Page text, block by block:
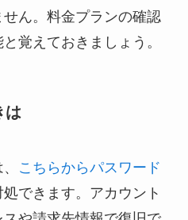
ん。料金プランの確認
覚えておきましょう。
は
こちらからパスワード
できます。アカウント